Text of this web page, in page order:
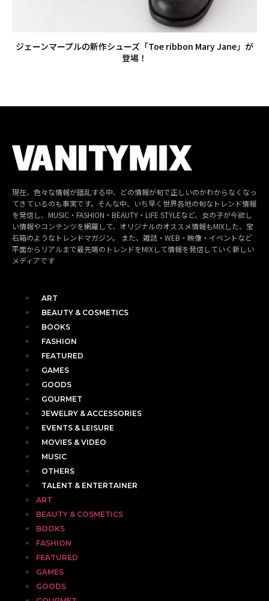
ジェーンマープルの新作シューズ「Toe ribbon Mary Jane」が
登場！
現在、色々な情報が錯乱する中、どの情報が旬で正しいのかわからなくなっ
てきているのも事実です。そんな中、いち早く世界各地の旬なトレンド情報
を発信し、MUSIC・FASHION・BEAUTY・LIFE STYLEなど、女の子が今欲し
い情報やコンテンツを網羅して、オリジナルのオススメ情報もMIXした、宝
石箱のようなトレンドマガジン。 また、雑誌・WEB・映像・イベントなど
平面からリアルまで最先端のトレンドをMIXして情報を発信していく新しい
メディアです
ART
BEAUTY & COSMETICS
BOOKS
FASHION
FEATURED
GAMES
GOODS
GOURMET
JEWELRY & ACCESSORIES
EVENTS & LEISURE
MOVIES & VIDEO
MUSIC
OTHERS
TALENT & ENTERTAINER
ART
BEAUTY & COSMETICS
BOOKS
FASHION
FEATURED
GAMES
GOODS